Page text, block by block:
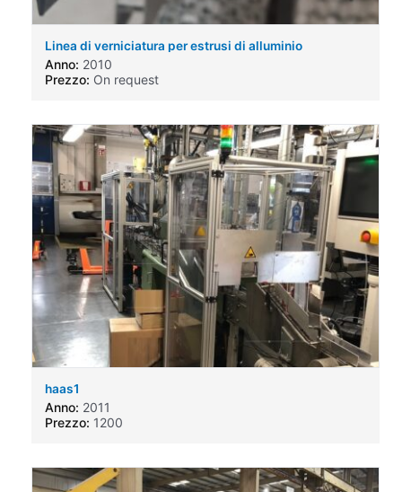
Linea di verniciatura per estrusi di alluminio
Anno: 2010
Prezzo: On request
haas1
Anno: 2011
Prezzo: 1200